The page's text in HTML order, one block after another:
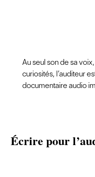
Au seul son de sa
curiosités, l’auditeur
documentaire audio
Écrire pour